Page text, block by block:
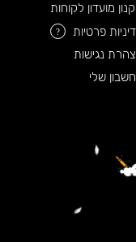
מועדון לקוחות
פרטיות
?
נגישות
שלי